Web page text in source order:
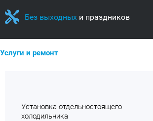
Без выходных и праздников
Услуги и ремонт
Установка отдельностоящего
холодильника